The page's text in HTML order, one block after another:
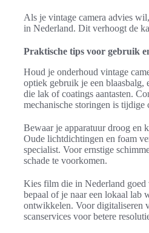
Als je vintage camera advies
in Nederland. Dit verhoogt de
Praktische tips voor gebruik
Houd je onderhoud vintage
optiek gebruik je een blaasbalg,
die lak of coatings aantasten.
mechanische storingen is tijdige
Bewaar je apparatuur droog en
Oude lichtdichtingen en foam
specialist. Voor ernstige
schade te voorkomen.
Kies film die in Nederland
bepaal of je naar een lokaal
ontwikkelen. Voor digitaliseren
scanservices voor betere